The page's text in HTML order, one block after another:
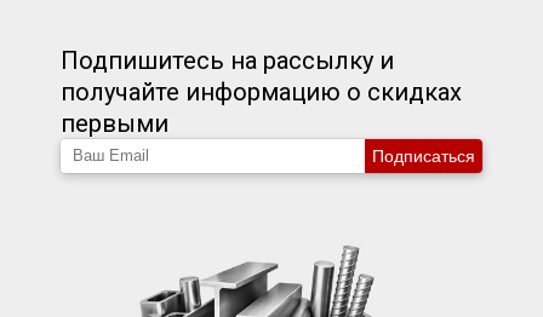
Подпишитесь на рассылку и
получайте информацию о скидках
первыми
Подписаться